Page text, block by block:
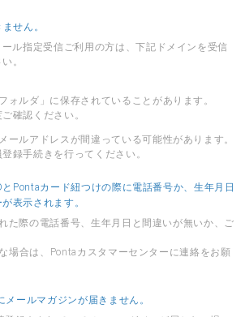
せん。
ル指定受信ご利用の方は、下記ドメインを受信
。
ォルダ」に保存されていることがあります。
確認ください。
ールアドレスが間違っている可能性があります。
録手続きを行ってください。
Pontaカード紐つけの際に電話番号か、生年月日
表示されます。
た際の電話番号、生年月日と間違いが無いか、ご
場合は、Pontaカスタマーセンターに連絡をお願
ールマガジンが届きません。